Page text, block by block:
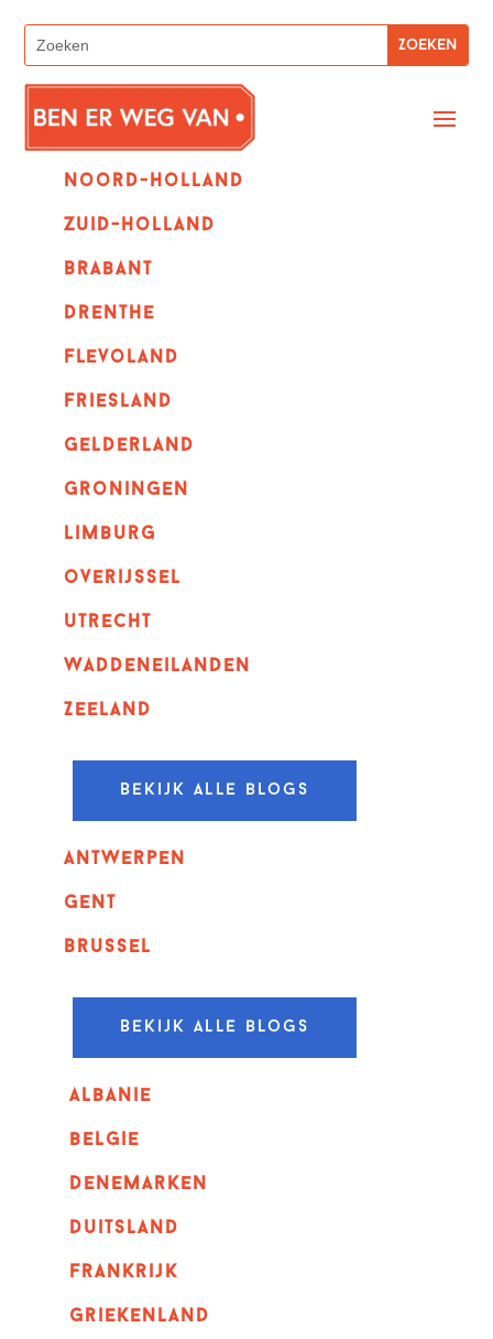
Noord-holland
zuid-holland
Brabant
Drenthe
Flevoland
Friesland
Gelderland
Groningen
Limburg
overijssel
utrecht
Waddeneilanden
Zeeland
Bekijk alle blogs
Antwerpen
GENT
Brussel
Bekijk alle blogs
albanie
belgie
denemarken
duitsland
frankrijk
griekenland